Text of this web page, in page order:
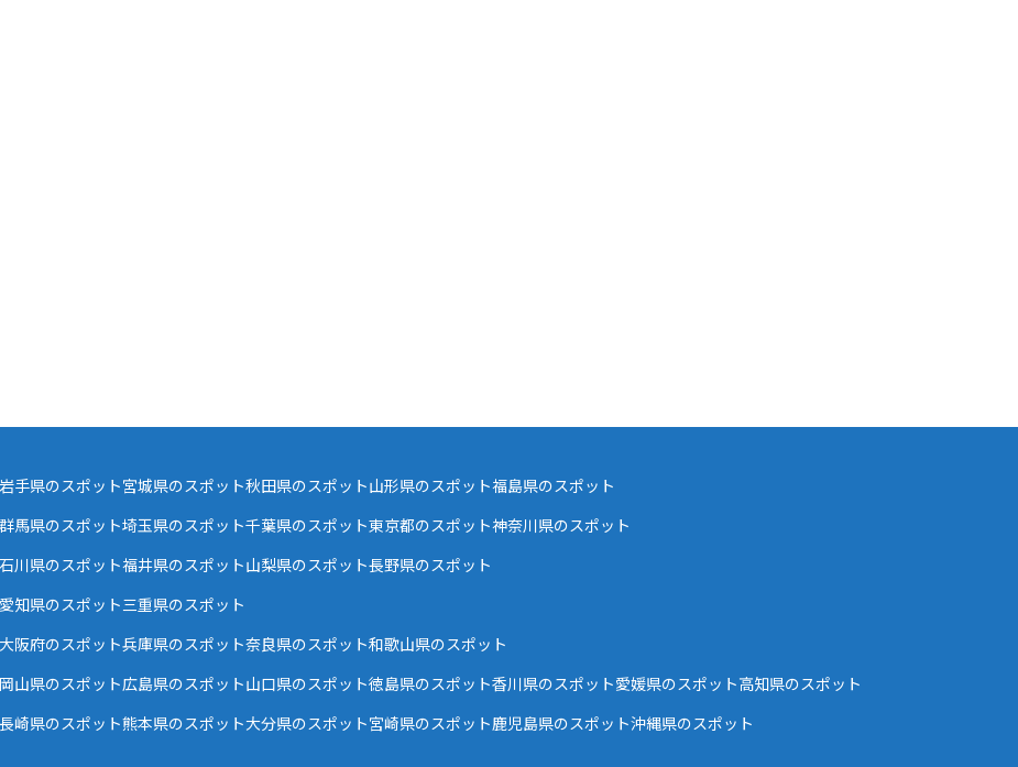
岩手県のスポット宮城県のスポット秋田県のスポット山形県のスポット福島県のスポット
群馬県のスポット埼玉県のスポット千葉県のスポット東京都のスポット神奈川県のスポット
石川県のスポット福井県のスポット山梨県のスポット長野県のスポット
愛知県のスポット三重県のスポット
大阪府のスポット兵庫県のスポット奈良県のスポット和歌山県のスポット
岡山県のスポット広島県のスポット山口県のスポット徳島県のスポット香川県のスポット愛媛県のスポット高知県のスポット
長崎県のスポット熊本県のスポット大分県のスポット宮崎県のスポット鹿児島県のスポット沖縄県のスポット